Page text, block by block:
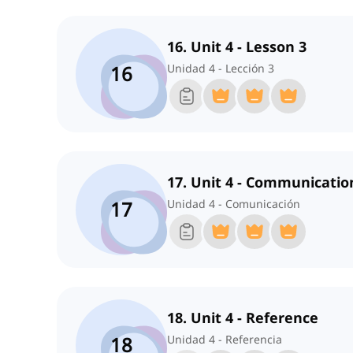
16
16. Unit 4 - Lesson 3
Unidad 4 - Lección 3
17
17. Unit 4 -
Unidad 4 - Comunicación
18
18. Unit 4 - Reference
Unidad 4 - Referencia